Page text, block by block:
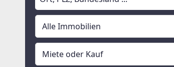
Suche läuft
Alle Immobilien
Alle Immobilien
Miete oder Kauf